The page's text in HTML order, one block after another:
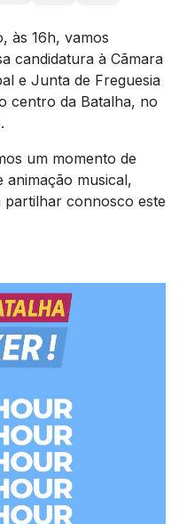
às 16h, vamos
candidatura à Cãmara
e Junta de Freguesia
centro da Batalha, no
um momento de
animação musical,
partilhar connosco este